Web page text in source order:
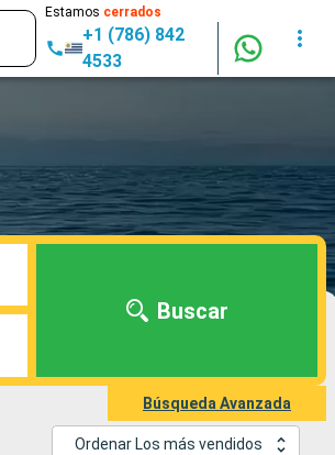
Estamos cerrados
+1 (786) 842
4533
Buscar
Búsqueda Avanzada
Ordenar Los más vendidos